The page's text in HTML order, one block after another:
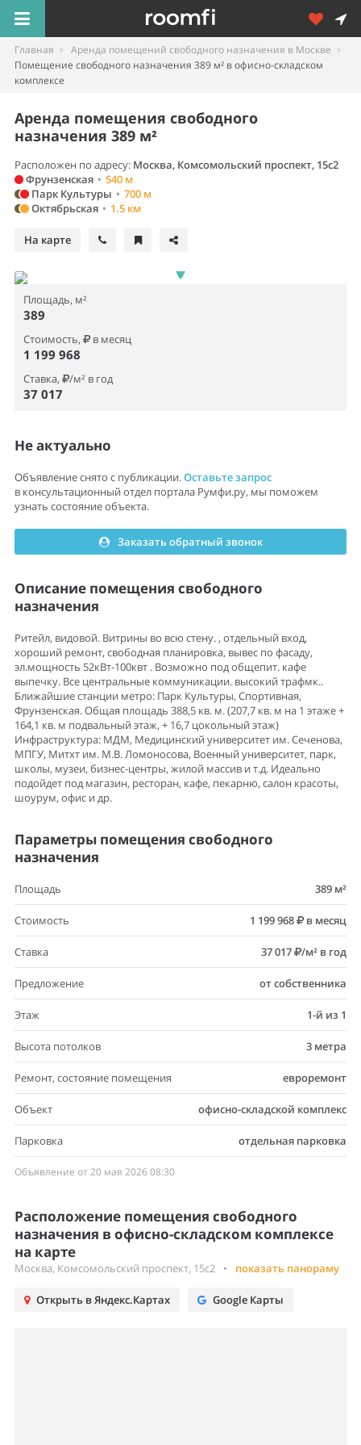
Главная
Аренда помещений свободного назначения в Москве
Помещение свободного назначения 389 м² в офисно-складском
комплексе
Аренда помещения свободного
назначения 389 м²
Расположен по адресу: Москва, Комсомольский проспект, 15с2
Фрунзенская • 540 м
Парк Культуры • 700 м
Октябрьская • 1.5 км
На карте
Площадь, м²
389
Стоимость, в месяц
1 199 968
Ставка, /м² в год
37 017
Не актуально
Объявление снято с публикации.Оставьте запрос
в консультационный отдел портала Румфи.ру, мы поможем
узнать состояние объекта.
Заказать обратный звонок
Описание помещения свободного
назначения
Ритейл, видовой. Витрины во всю стену. , отдельный вход,
хороший ремонт, свободная планировка, вывес по фасаду,
эл.мощность 52кВт-100квт . Возможно под общепит. кафе
выпечку. Все центральные коммуникации. высокий трафмк..
Ближайшие станции метро: Парк Культуры, Спортивная,
Фрунзенская. Общая площадь 388,5 кв. м. (207,7 кв. м на 1 этаже +
164,1 кв. м подвальный этаж, + 16,7 цокольный этаж)
Инфраструктура: МДМ, Медицинский университет им. Сеченова,
МПГУ, Митхт им. М.В. Ломоносова, Военный университет, парк,
школы, музеи, бизнес-центры, жилой массив и т.д. Идеально
подойдет под магазин, ресторан, кафе, пекарню, салон красоты,
шоурум, офис и др.
Параметры помещения свободного
назначения
Площадь 389 м²
Стоимость 1 199 968 в месяц
Ставка 37 017 /м² в год
Предложение от собственника
Этаж 1-й из 1
Высота потолков 3 метра
Ремонт, состояние помещения евроремонт
Объект офисно-складской комплекс
Парковка отдельная парковка
Объявление от 20 мая 2026 08:30
Расположение помещения свободного
назначения в офисно-складском комплексе
на карте
Москва, Комсомольский проспект, 15с2 • показать панораму
Открыть в Яндекс.Картах Google Карты